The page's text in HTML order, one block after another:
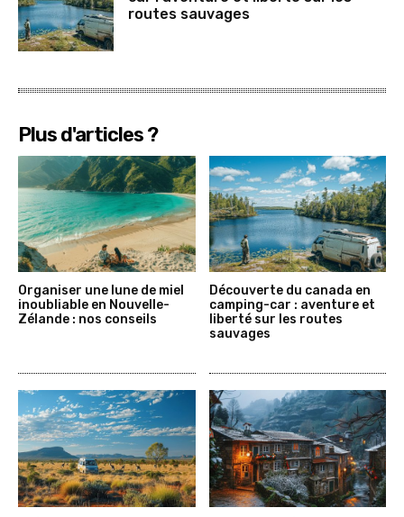
routes sauvages
Plus d'articles ?
Organiser une lune de miel
inoubliable en Nouvelle-
Zélande : nos conseils
Découverte du canada en
camping-car : aventure et
liberté sur les routes
sauvages